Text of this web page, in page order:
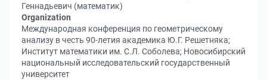
Геннадьевич (математик)
Organization
Международная конференция по геометрическому
анализу в честь 90-летия академика Ю.Г. Решетняка;
Институт математики им. С.Л. Соболева; Новосибирский
национальный исследовательский государственный
университет